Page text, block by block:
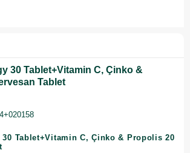
30 Tablet+Vitamin C, Çinko &
Tablet
Tablet+Vitamin C, Çinko & Propolis 20